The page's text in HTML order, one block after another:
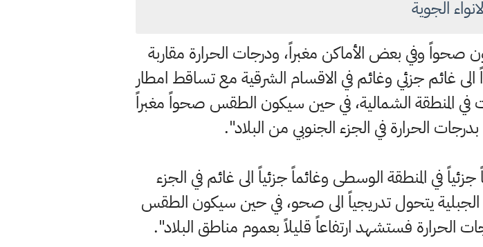
الجوية
صحواً وفي بعض الأماكن مغبراً، ودرجات الحرارة مقاربة
غائم جزئي وغائم في الاقسام الشرقية مع تساقط امطار
في المنطقة الشمالية، في حين سيكون الطقس صحواً مغبراً
الحرارة في الجزء الجنوبي من البلاد".
في المنطقة الوسطى وغائماً جزئياً الى غائم في الجزء
يتحول تدريجياً الى صحو، في حين سيكون الطقس
الحرارة فستشهد ارتفاعاً قليلاً بعموم مناطق البلاد".